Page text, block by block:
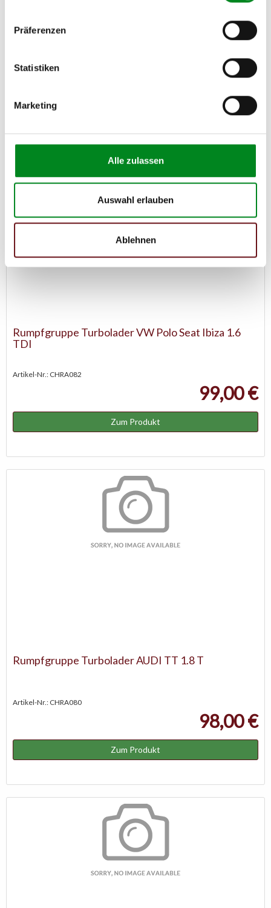
Präferenzen
Statistiken
Marketing
Alle zulassen
Auswahl erlauben
Ablehnen
Rumpfgruppe Turbolader Turbo Audi A4 2.0 TDI
109,00 €
Rumpfgruppe Turbolader VW Polo Seat Ibiza 1.6
TDI
Artikel-Nr.: CHRA082
99,00 €
Zum Produkt
Rumpfgruppe Turbolader AUDI TT 1.8 T
Artikel-Nr.: CHRA080
98,00 €
Zum Produkt